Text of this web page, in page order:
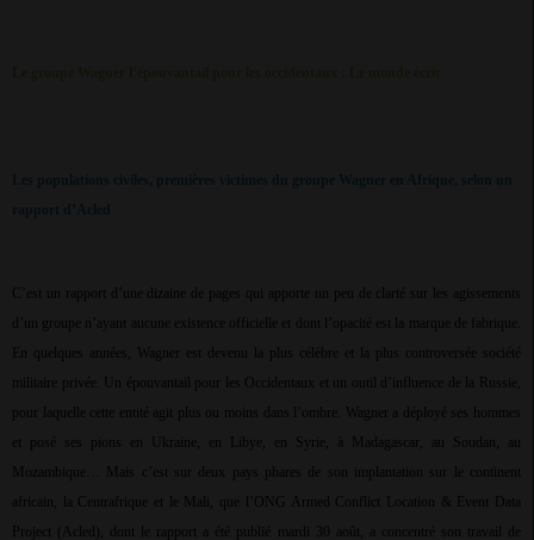
C’est un rapport d’une dizaine de pages qui apporte un peu de clarté sur les agissements
d’un groupe n’ayant aucune existence officielle et dont l’opacité est la marque de fabrique.
En quelques années, Wagner est devenu la plus célèbre et la plus controversée société
militaire privée. Un épouvantail pour les Occidentaux et un outil d’influence de la Russie,
pour laquelle cette entité agit plus ou moins dans l’ombre. Wagner a déployé ses hommes
et posé ses pions en Ukraine, en Libye, en Syrie, à Madagascar, au Soudan, au
Mozambique… Mais c’est sur deux pays phares de son implantation sur le continent
africain, la Centrafrique et le Mali, que l’ONG Armed Conflict Location & Event Data
Project (Acled), dont le rapport a été publié mardi 30 août, a concentré son travail de